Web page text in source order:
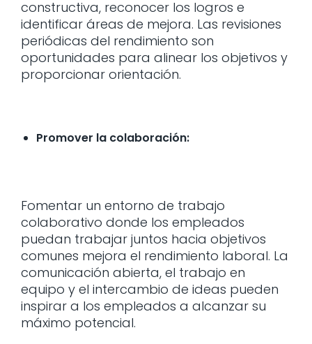
constructiva, reconocer los logros e
identificar áreas de mejora. Las revisiones
periódicas del rendimiento son
oportunidades para alinear los objetivos y
proporcionar orientación.
Promover la colaboración:
Fomentar un entorno de trabajo
colaborativo donde los empleados
puedan trabajar juntos hacia objetivos
comunes mejora el rendimiento laboral. La
comunicación abierta, el trabajo en
equipo y el intercambio de ideas pueden
inspirar a los empleados a alcanzar su
máximo potencial.